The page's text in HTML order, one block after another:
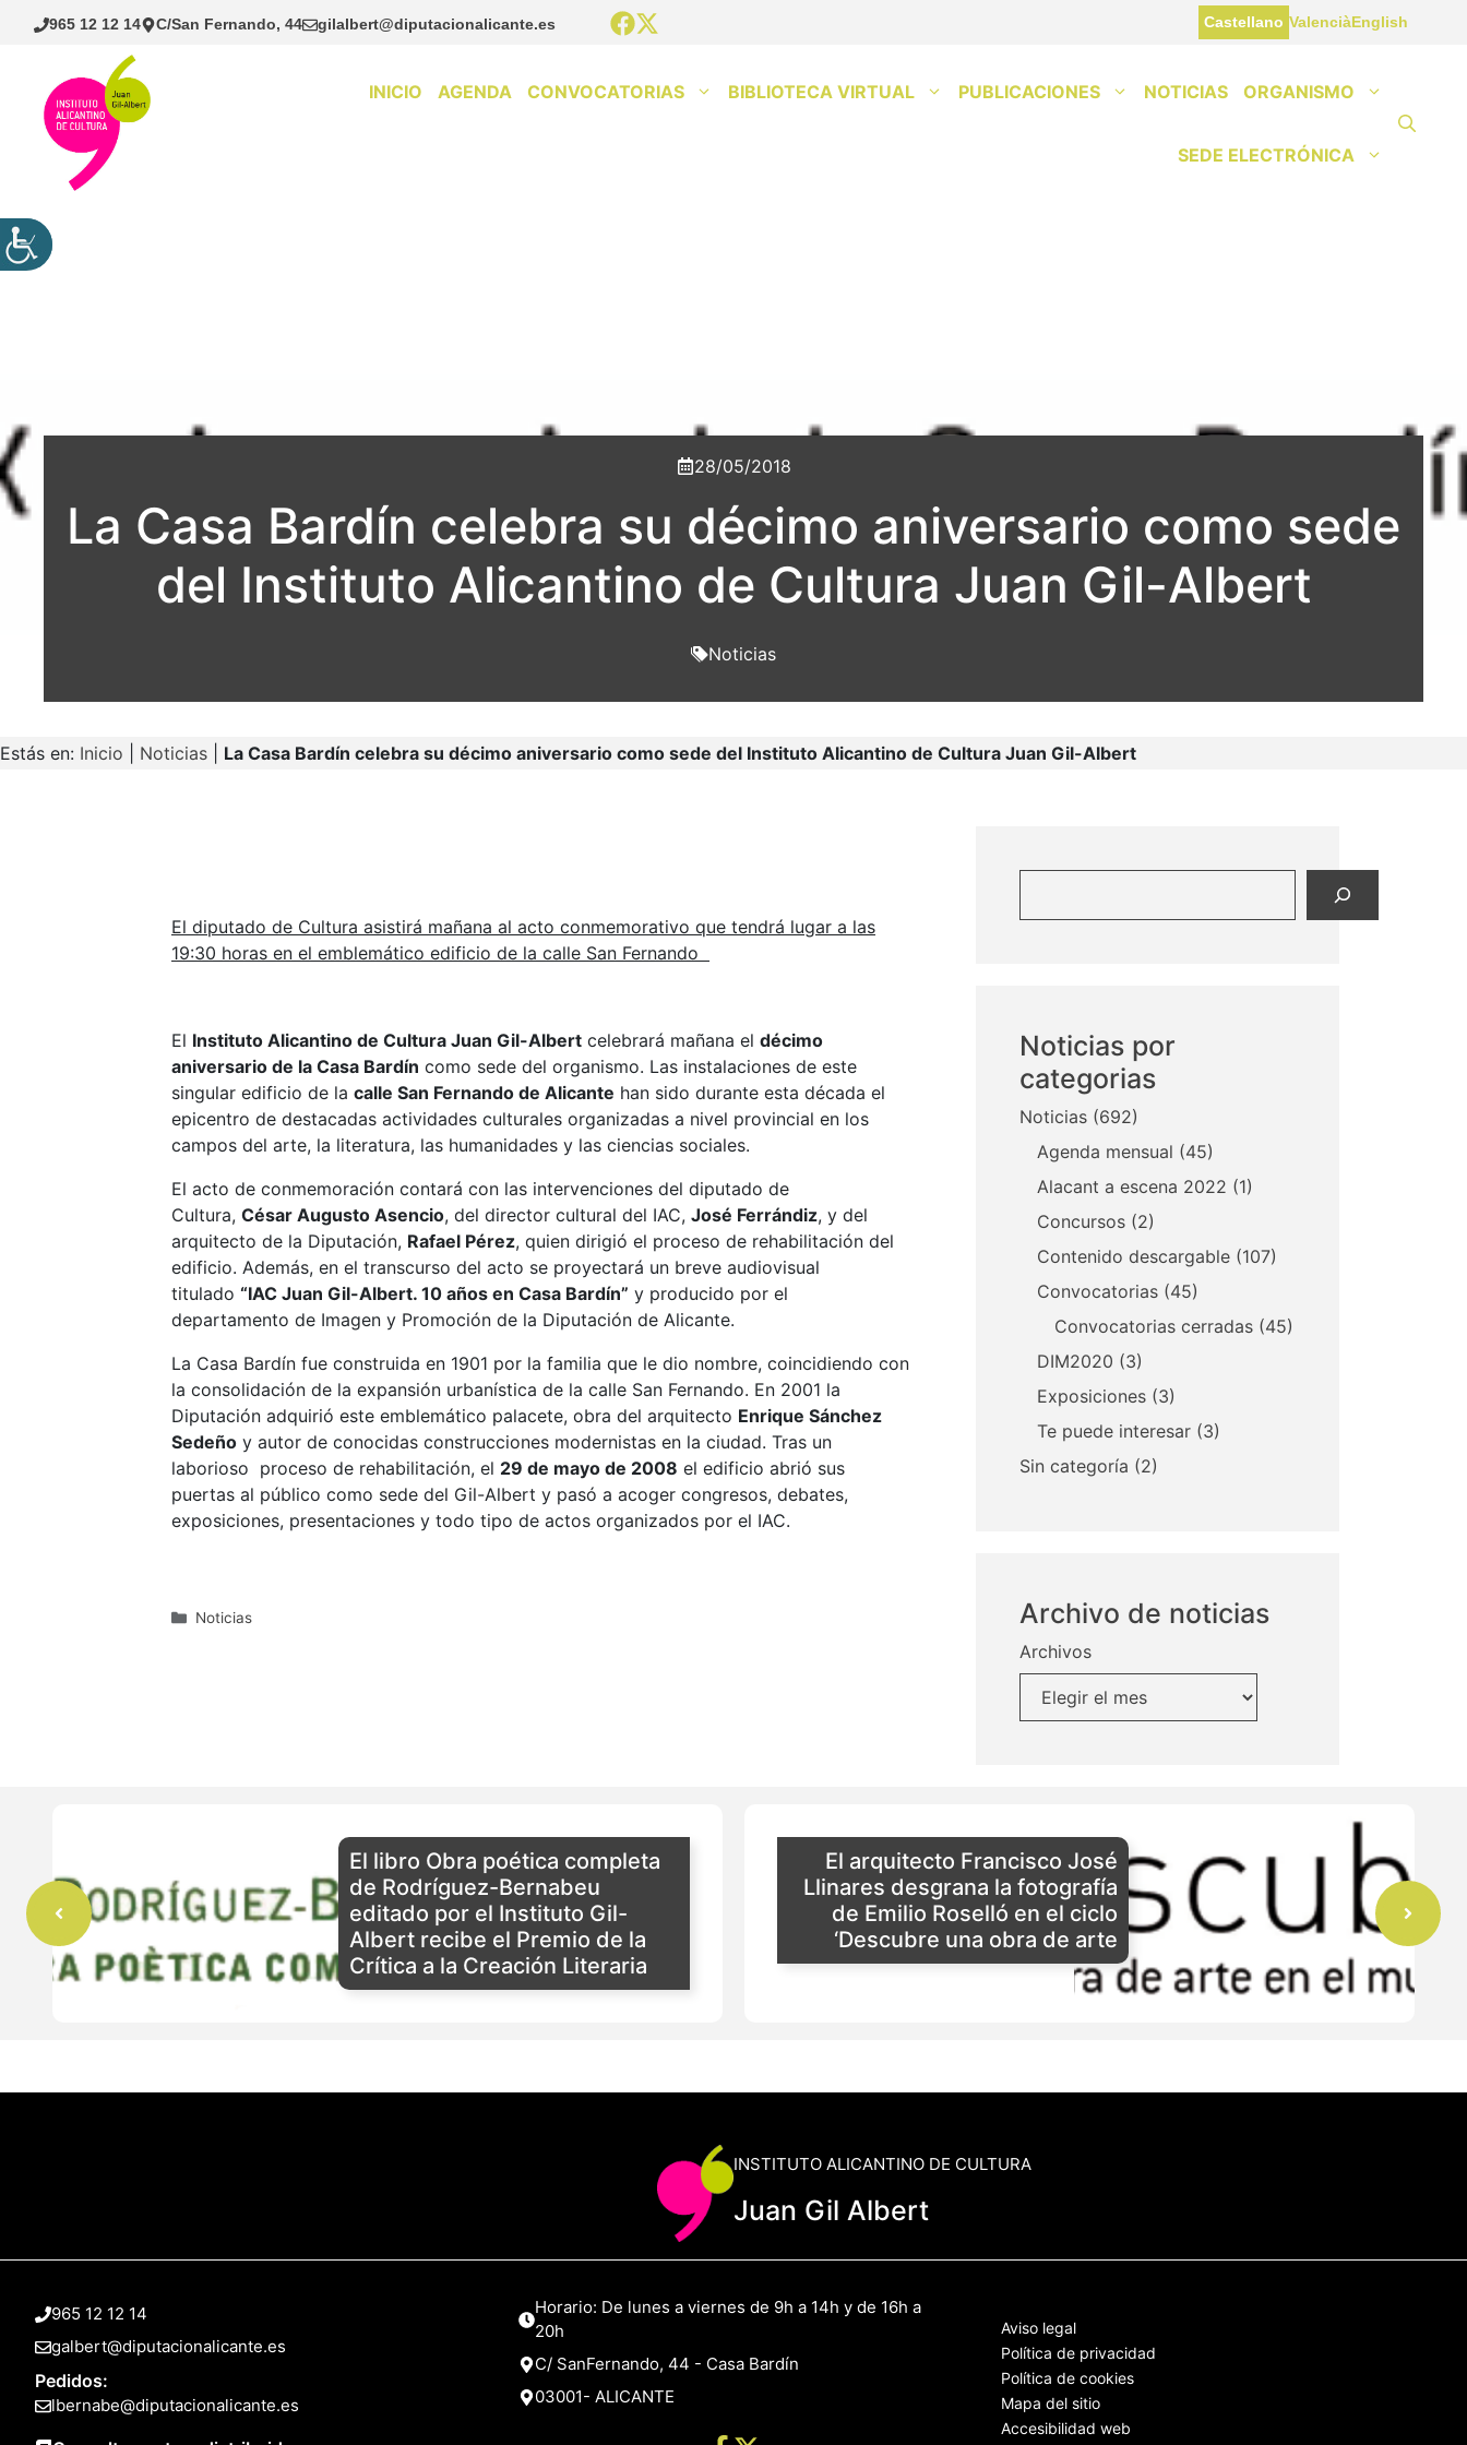
Saltar
965 12 12 14 C/San Fernando, 44 gilalbert@diputacionalicante.es Castellano ValenciàEnglish
INICIO AGENDA CONVOCATORIAS BIBLIOTECA VIRTUAL PUBLICACIONES NOTICIAS ORGANISMO
SEDE ELECTRÓNICA
28/05/2018
La Casa Bardín celebra su décimo aniversario como sede
del Instituto Alicantino de Cultura Juan Gil-Albert
Noticias
Estás en: Inicio Noticias La Casa Bardín celebra su décimo aniversario como sede del Instituto Alicantino de Cultura Juan Gil-Albert
El diputado de Cultura asistirá mañana al acto conmemorativo que tendrá lugar a las
19:30 horas en el emblemático edificio de la calle San Fernando
El Instituto Alicantino de Cultura Juan Gil-Albert celebrará mañana el décimo
aniversario de la Casa Bardín como sede del organismo. Las instalaciones de este
singular edificio de la calle San Fernando de Alicante han sido durante esta década el
epicentro de destacadas actividades culturales organizadas a nivel provincial en los
campos del arte, la literatura, las humanidades y las ciencias sociales.
El acto de conmemoración contará con las intervenciones del diputado de
Cultura, César Augusto Asencio, del director cultural del IAC, José Ferrándiz, y del
arquitecto de la Diputación, Rafael Pérez, quien dirigió el proceso de rehabilitación del
edificio. Además, en el transcurso del acto se proyectará un breve audiovisual
titulado “IAC Juan Gil-Albert. 10 años en Casa Bardín” y producido por el
departamento de Imagen y Promoción de la Diputación de Alicante.
La Casa Bardín fue construida en 1901 por la familia que le dio nombre, coincidiendo con
la consolidación de la expansión urbanística de la calle San Fernando. En 2001 la
Diputación adquirió este emblemático palacete, obra del arquitecto Enrique Sánchez
Sedeño y autor de conocidas construcciones modernistas en la ciudad. Tras un
laborioso proceso de rehabilitación, el 29 de mayo de 2008 el edificio abrió sus
puertas al público como sede del Gil-Albert y pasó a acoger congresos, debates,
exposiciones, presentaciones y todo tipo de actos organizados por el IAC.
Categorías
Noticias
Noticias por
categorias
Noticias (692)
Agenda mensual (45)
Alacant a escena 2022 (1)
Concursos (2)
Contenido descargable (107)
Convocatorias (45)
Convocatorias cerradas (45)
DIM2020 (3)
Exposiciones (3)
Te puede interesar (3)
Sin categoría (2)
Archivo de noticias
Archivos
El libro Obra poética completa
de Rodríguez-Bernabeu
editado por el Instituto Gil-
Albert recibe el Premio de la
Crítica a la Creación Literaria
El arquitecto Francisco José
Llinares desgrana la fotografía
de Emilio Roselló en el ciclo
‘Descubre una obra de arte
INSTITUTO ALICANTINO DE CULTURA
Juan Gil Albert
965 12 12 14
galbert@diputacionalicante.es
Pedidos:
lbernabe@diputacionalicante.es
Horario: De lunes a viernes de 9h a 14h y de 16h a
20h
C/ SanFernando, 44 - Casa Bardín
03001- ALICANTE
Aviso legal
Política de privacidad
Política de cookies
Mapa del sitio
Accesibilidad web